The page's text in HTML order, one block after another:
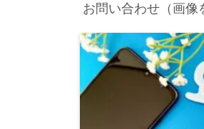
お問い合わせ（画像